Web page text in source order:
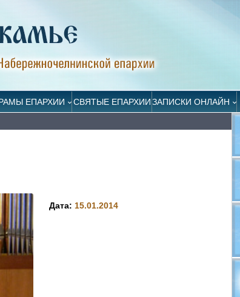
ЕПАРХИИ СВЯТЫЕ ЕПАРХИИЗАПИСКИ ОНЛАЙН
Дата: 15.01.2014